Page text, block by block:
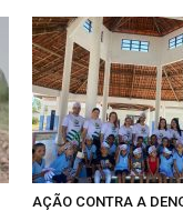
AÇÃO CONTRA A